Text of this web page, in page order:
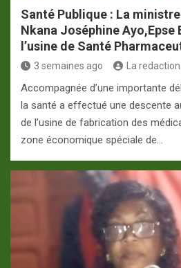
Santé Publique : La
Nkana Joséphine
l’usine de Santé
3 semaines ago La redaction
Accompagnée d’une importante
la santé a effectué une descente
de l’usine de fabrication des
zone économique spéciale de…